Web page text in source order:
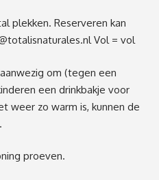
plekken. Reserveren kan
Vol = vol
om (tegen een
een drinkbakje voor
weer zo warm is, kunnen de
proeven.